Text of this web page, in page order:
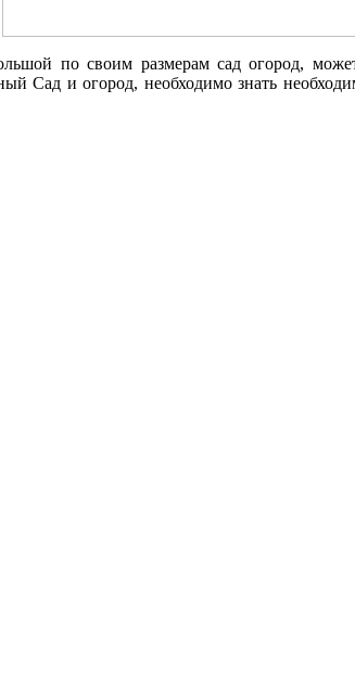
по своим размерам сад огород,
Сад и огород, необходимо знать